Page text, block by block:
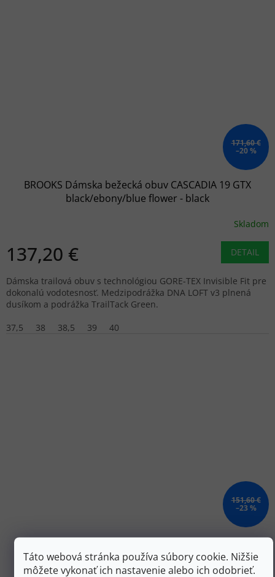
Táto webová stránka používa súbory cookie. Nižšie
môžete vykonať ich nastavenie alebo ich odobrieť.
171,60 €
–20 %
BROOKS Dámska bežecká obuv CASCADIA 19 GTX
black/ebony/blue flower - black
Skladom
137,20 € DETAIL
Dámska trailová obuv s technológiou GORE-TEX Invisible Fit pre
dokonalú vodotesnosť. Medzipodrážka DNA LOFT v3 plnená
dusíkom a podrážka TrailTack Green.
37,5
38 38,5 39 40
151,60 €
–23 %
BROOKS Dámska bežecká obuv CALDERA 8 bit of
blue/quince/flame - biela a žltá